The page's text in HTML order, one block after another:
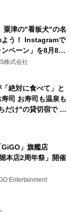
粟津の"看板犬"の名
よう！ Instagramで
ンペーン」を8月8日
株式会社
絶対に食べて」と
司 お寿司も温泉も
だけ"の貸切宿で 1
泉 絵島別庭 海と
ン
」旗艦店
本店2周年祭」開催
Entertainment